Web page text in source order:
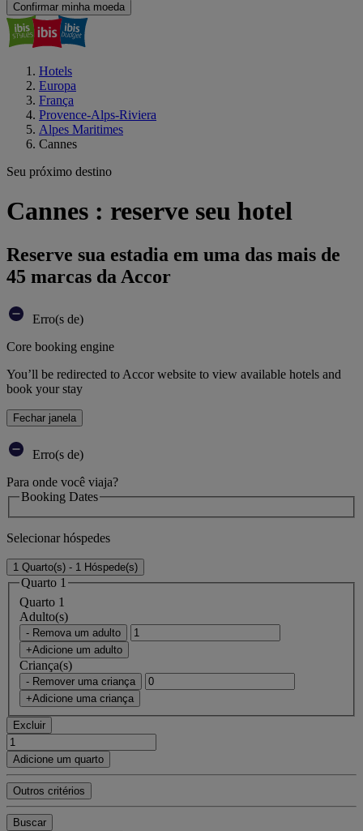
Confirmar minha moeda
Hotels
Europa
França
Provence-Alps-Riviera
Alpes Maritimes
Cannes
Seu próximo destino
Cannes : reserve seu hotel
Reserve sua estadia em uma das mais de
45 marcas da Accor
Erro(s de)
Core booking engine
You’ll be redirected to Accor website to view available hotels and
book your stay
Fechar janela
Erro(s de)
Para onde você viaja?
Booking Dates
Selecionar hóspedes
1 Quarto(s) - 1 Hóspede(s)
Quarto 1
Quarto 1
Adulto(s)
- Remova um adulto
+Adicione um adulto
Criança(s)
- Remover uma criança
+Adicione uma criança
Excluir
Adicione um quarto
Outros critérios
Buscar